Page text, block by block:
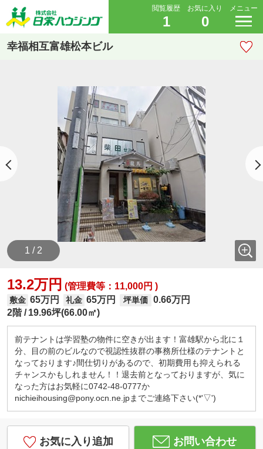
閲覧履歴
1
お気に入り
0
メニュー
幸福相互富雄松本ビル
1 / 2
13.2万円 (管理費等：11,000円 )
敷金 65万円 礼金 65万円 坪単価 0.66万円
2階
19.96坪(66.00㎡)
前テナントは学習塾の物件に空きが出ます！富雄駅から北に１
分、目の前のビルなので視認性抜群の事務所仕様のテナントと
なっております♪間仕切りがあるので、初期費用も抑えられる
チャンスかもしれません！！退去前となっておりますが、気に
なった方はお気軽に0742-48-0777か
nichieihousing@pony.ocn.ne.jpまでご連絡下さい(*'▽')
お気に入り追加 お問い合わせ